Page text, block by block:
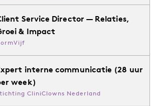
Service Director — Relaties,
& Impact
interne communicatie (28 uur
week)
CliniClowns Nederland